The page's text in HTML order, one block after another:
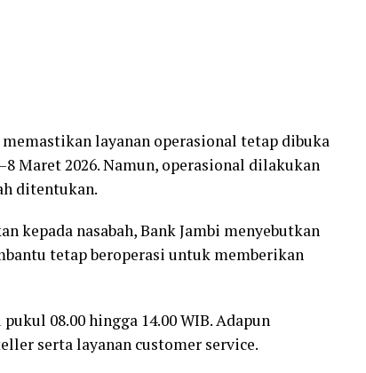
memastikan layanan operasional tetap dibuka
Maret 2026. Namun, operasional dilakukan
ditentukan.
kepada nasabah, Bank Jambi menyebutkan
tetap beroperasi untuk memberikan
08.00 hingga 14.00 WIB. Adapun
serta layanan customer service.